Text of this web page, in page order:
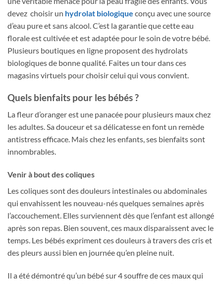
devez choisir un hydrolat biologique conçu avec une source
d’eau pure et sans alcool. C’est la garantie que cette eau
florale est cultivée et est adaptée pour le soin de votre bébé.
Plusieurs boutiques en ligne proposent des hydrolats
biologiques de bonne qualité. Faites un tour dans ces
magasins virtuels pour choisir celui qui vous convient.
Quels bienfaits pour les bébés ?
La fleur d’oranger est une panacée pour plusieurs maux chez
les adultes. Sa douceur et sa délicatesse en font un remède
antistress efficace. Mais chez les enfants, ses bienfaits sont
innombrables.
Venir à bout des coliques
Les coliques sont des douleurs intestinales ou abdominales
qui envahissent les nouveau-nés quelques semaines après
l’accouchement. Elles surviennent dès que l’enfant est allongé
après son repas. Bien souvent, ces maux disparaissent avec le
temps. Les bébés expriment ces douleurs à travers des cris et
des pleurs aussi bien en journée qu’en pleine nuit.
Il a été démontré qu’un bébé sur 4 souffre de ces maux qui